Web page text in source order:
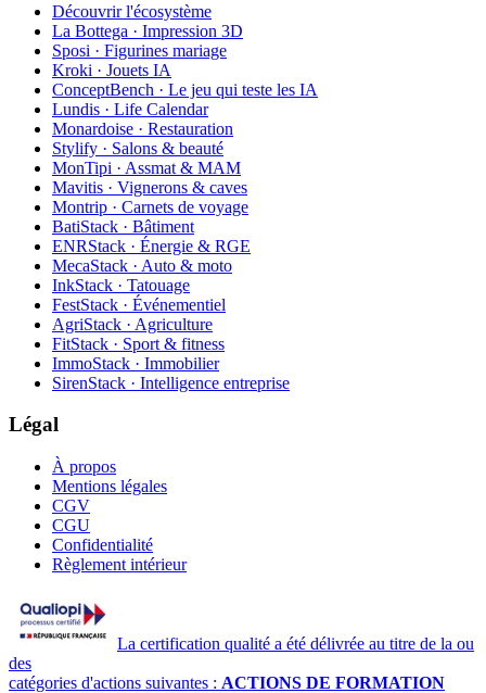
Découvrir l'écosystème
La Bottega · Impression 3D
Sposi · Figurines mariage
Kroki · Jouets IA
ConceptBench · Le jeu qui teste les IA
Lundis · Life Calendar
Monardoise · Restauration
Stylify · Salons & beauté
MonTipi · Assmat & MAM
Mavitis · Vignerons & caves
Montrip · Carnets de voyage
BatiStack · Bâtiment
ENRStack · Énergie & RGE
MecaStack · Auto & moto
InkStack · Tatouage
FestStack · Événementiel
AgriStack · Agriculture
FitStack · Sport & fitness
ImmoStack · Immobilier
SirenStack · Intelligence entreprise
Légal
À propos
Mentions légales
CGV
CGU
Confidentialité
Règlement intérieur
La certification qualité a été délivrée au titre de la ou
des
catégories d'actions suivantes : ACTIONS DE FORMATION